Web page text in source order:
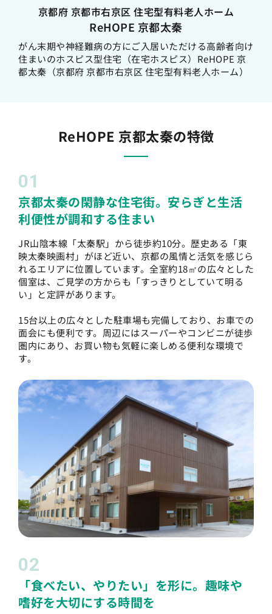
京都府 京都市右京区 住宅型有料老人ホーム
ReHOPE 京都太秦
がん末期や神経難病の方にご入居いただける高齢者向け
住まいのホスピス型住宅（在宅ホスピス）ReHOPE 京
都太秦（京都府 京都市右京区 住宅型有料老人ホーム）
ReHOPE 京都太秦の特徴
01
京都太秦の閑静な住宅街。安らぎと生活
利便性が調和する住まい
JR山陰本線「太秦駅」から徒歩約10分。歴史ある「東
映太秦映画村」がほど近い、京都の風情と活気を感じら
れるエリアに位置しています。全室約18㎡の広々とした
個室は、ご見学の方からも「すっきりとしていて明る
い」と定評があります。
15台以上の広々とした駐車場も完備しており、お車での
面会にも便利です。周辺にはスーパーやコンビニが徒歩
圏内にあり、お買い物も気軽に楽しめる便利な環境で
す。
02
「食べたい、やりたい」を形に。趣味や
嗜好を大切にする時間を